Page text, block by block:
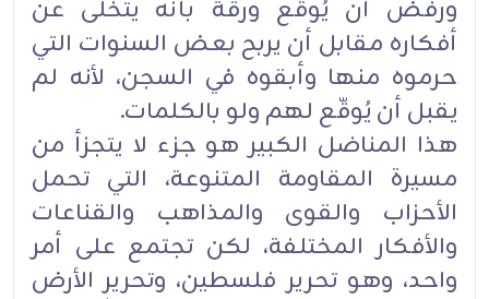
ورفض أن يُوقّع ورقة بأنه يتخلى عن
أفكاره مقابل أن يربح بعض السنوات التي
‏حرموه منها وأبقوه في السجن، لأنه لم
يقبل أن يُوقّع لهم ولو بالكلمات.‏
هذا المناضل الكبير هو جزء لا يتجزأ من
مسيرة المقاومة المتنوعة، التي تحمل
الأحزاب والقوى والمذاهب ‏والقناعات
والأفكار المختلفة، لكن تجتمع على أمر
واحد، وهو تحرير فلسطين، وتحرير الأرض